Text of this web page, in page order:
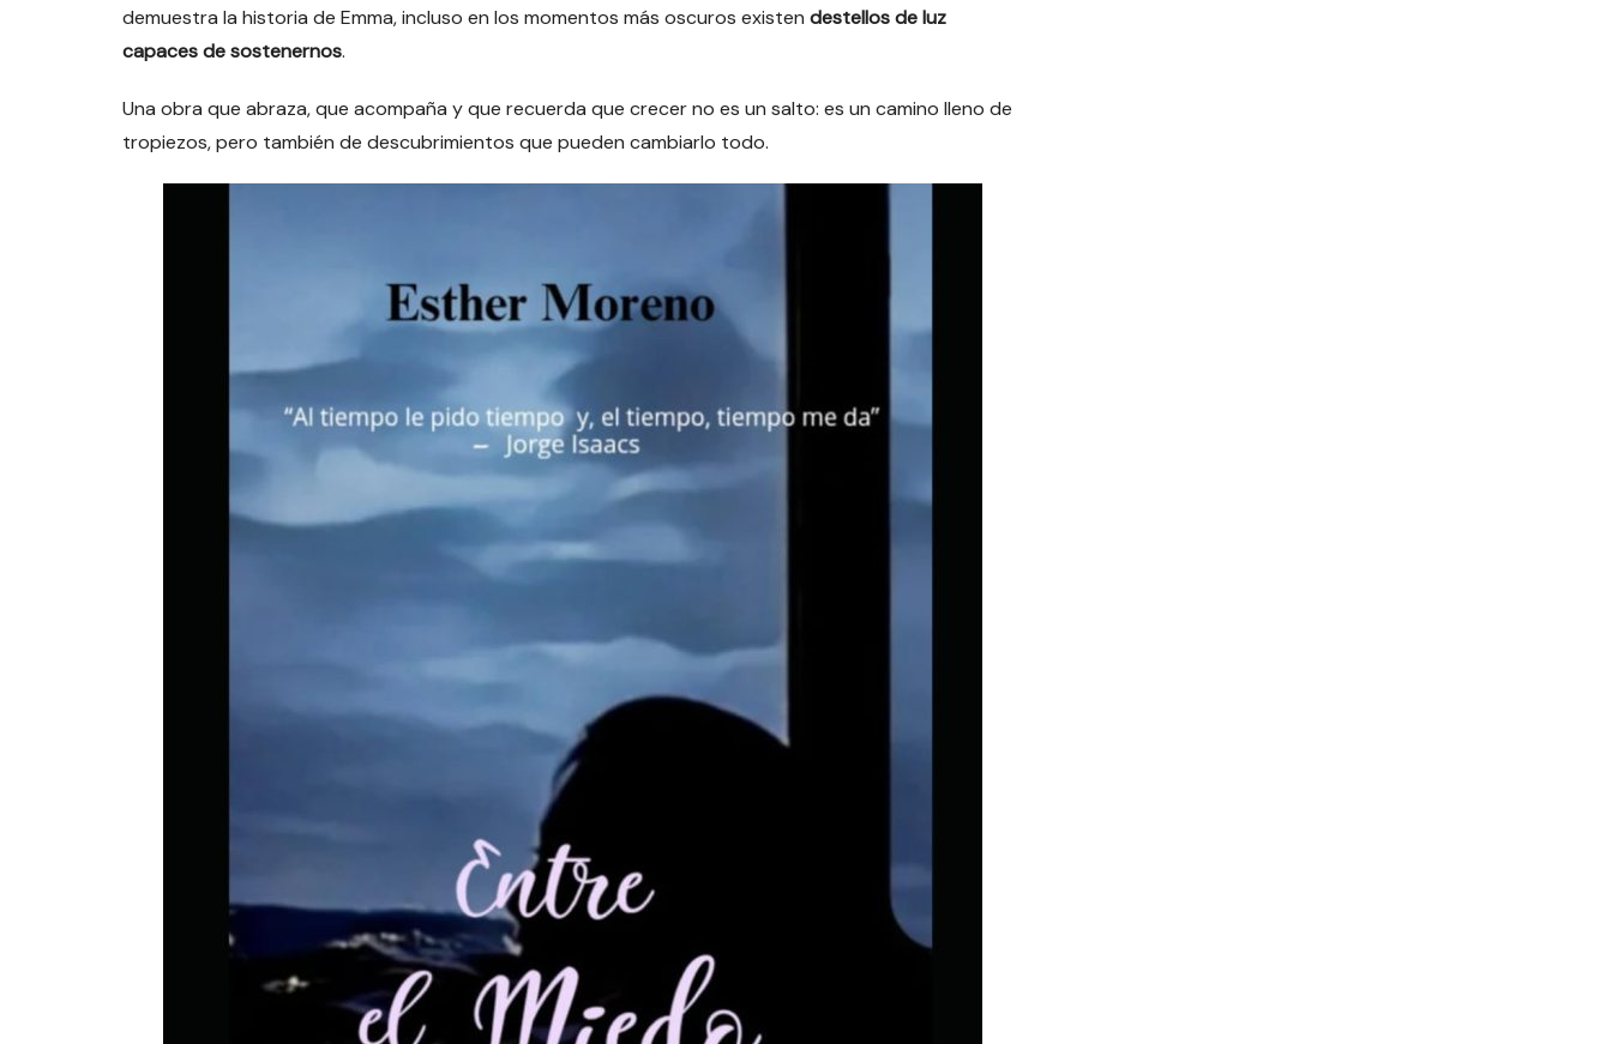
demuestra la historia de Emma, incluso en los momentos más oscuros existen destellos de luz
capaces de sostenernos.
Una obra que abraza, que acompaña y que recuerda que crecer no es un salto: es un camino lleno de
tropiezos, pero también de descubrimientos que pueden cambiarlo todo.